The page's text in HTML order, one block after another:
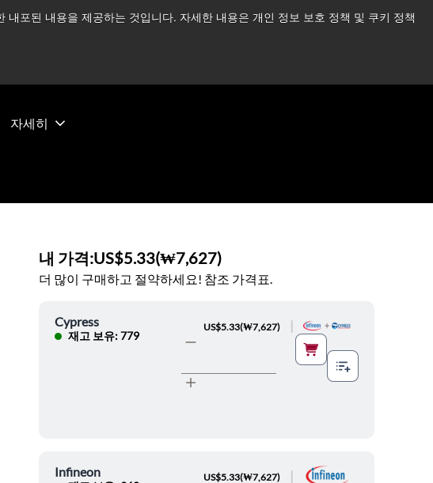
포된 내용을 제공하는 것입니다. 자세한 내용은 개인 정보 보호 정책 및 쿠키 정책
운영되고 있습니다. 더 읽어보기 →
자세히
내 가격:US$5.33(₩7,627)
더 많이 구매하고 절약하세요! 참조 가격표.
Cypress
재고 보유: 779
US$5.33(₩7,627)
Infineon US$5.33(₩7,627)